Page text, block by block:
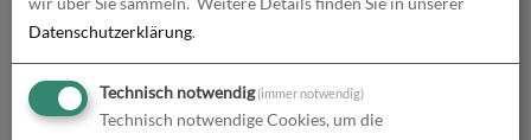
Datenschutzerklärung.
Technisch notwendig(immer notwendig)
Technisch notwendige Cookies, um die